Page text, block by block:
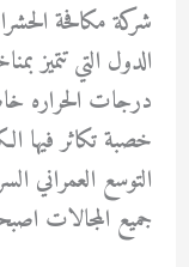
شركة مكافحة
الدول التي تتميز
درجات الحراره
خصبة تكاثر فيها
التوسع العمراني
جميع المجالات